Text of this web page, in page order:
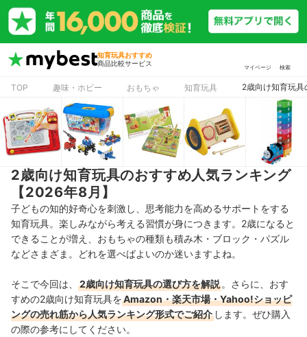
知育玩具おすすめ
商品比較サービス
マイページ 検索
TOP 趣味・ホビー おもちゃ 知育玩具 2歳向け知育玩
2歳向け知育玩具のおすすめ人気ランキング
【2026年8月】
子どもの知的好奇心を刺激し、思考能力を高めるサポートをする
知育玩具。楽しみながら考える習慣が身につきます。 2歳になると
できることが増え、おもちゃの種類も積み木・ブロック・パズル
などさまざま。どれを選べばよいのか迷いますよね。
そこで今回は、 2歳向け知育玩具の選び方を解説 。さらに、おす
すめの2歳向け知育玩具をAmazon・楽天市場・Yahoo!ショッピ
ングの売れ筋から人気ランキング形式でご紹介 します。ぜひ購入
の際の参考にしてください。